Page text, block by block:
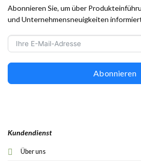
Kundendienst
Über uns
Abonnieren Sie, um über
und Unternehmensneuigkeiten
Abonnieren